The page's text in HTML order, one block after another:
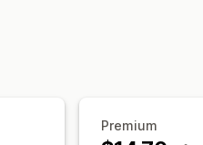
Synkning av innehåll
Mobilanpassning
Premium